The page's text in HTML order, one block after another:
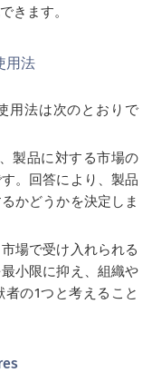
きます。
用法
用法は次のとおりで
製品に対する市場の
。回答により、製品
かどうかを決定しま
場で受け入れられる
小限に抑え、組織や
の1つと考えること